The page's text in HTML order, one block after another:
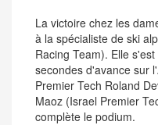
La victoire chez les
à la spécialiste de ski
Racing Team). Elle
secondes d'avance sur
Premier Tech Roland
Maoz (Israel Premier
complète le podium.